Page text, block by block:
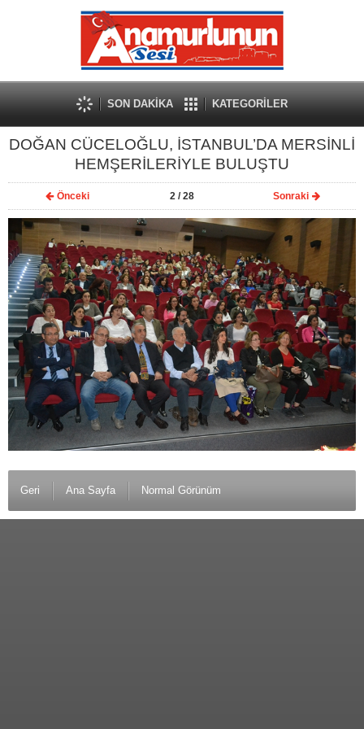
SON DAKİKA KATEGORİLER
DOĞAN CÜCELOĞLU, İSTANBUL’DA MERSİNLİ
HEMŞERİLERİYLE BULUŞTU
Önceki 2/ 28 Sonraki
Geri Ana Sayfa Normal Görünüm